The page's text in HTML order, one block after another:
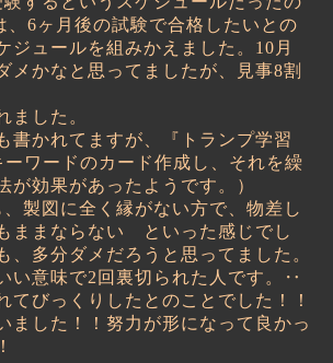
6ヶ月後の試験で合格したいとの
ジュールを組みかえました。 10 月
メかなと思ってましたが、見事8割
ました。
書かれてますが、
『 トランプ学習
ーワードのカード作成し、それを繰
が効果があったようです。）
、製図に全く縁がない方で、物差し
ままならない といった感じでし
、多分ダメだろうと思ってました。
い意味で2 回裏切られた人です。
‥
てびっくりしたとのことでした！！
ました！！努力が形になって良かっ